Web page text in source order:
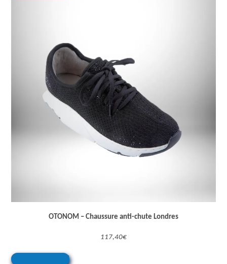
OTONOM – Chaussure anti-chute Londres
117,40€
COMMANDER ICI